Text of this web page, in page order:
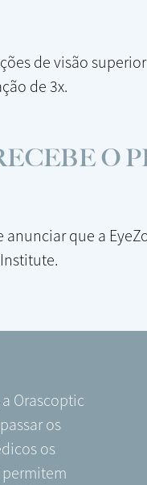
de visão
de 3x.
O
anunciar que a
Orascoptic
os
os